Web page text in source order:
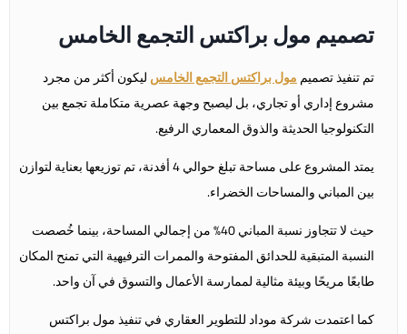
تصميم مول براكتس التجمع الخامس
تم تنفيذ تصميممول براكتس التجمع الخامسليكون أكثر من مجرد
مشروع إداري أو تجاري، بل ليصبح وجهة عصرية متكاملة تجمع بين
التكنولوجيا الحديثة والذوق المعماري الرفيع.
يمتد المشروع على مساحة تبلغ حوالي 4 أفدنة، تم توزيعها بعناية لتوازن
بين المباني والمساحات الخضراء.
حيث لا تتجاوز نسبة المباني 40% من إجمالي المساحة، بينما خُصصت
النسبة المتبقية للحدائق المفتوحة والممرات الترفيهية التي تمنح المكان
طابعًا مريحًا وبيئة مثالية لممارسة الأعمال والتسوق في آن واحد.
كما اعتمدت شركة موداد للتطوير العقاري في تنفيذ مول براكتس